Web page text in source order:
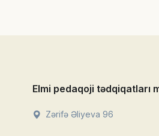
Elmi pedaqoji tədqiqatları
Zərifə Əliyeva 96